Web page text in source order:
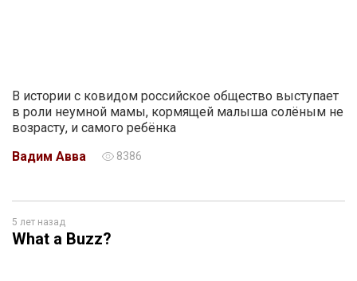
В истории с ковидом российское общество выступает
в роли неумной мамы, кормящей малыша солёным не
возрасту, и самого ребёнка
Вадим Авва
8386
5 лет назад
What a Buzz?